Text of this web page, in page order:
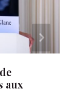
aux